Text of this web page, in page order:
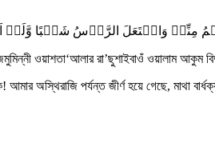
مِنِّیۡ وَاشۡتَعَلَ الرَّاۡسُ شَیۡبًا وَّلَمۡ
ওয়াশতা‘আলার রা’ছুশাইবাওঁ ওয়ালাম আকুম
অস্থিরাজি পর্যন্ত জীর্ণ হয়ে গেছে, মাথা